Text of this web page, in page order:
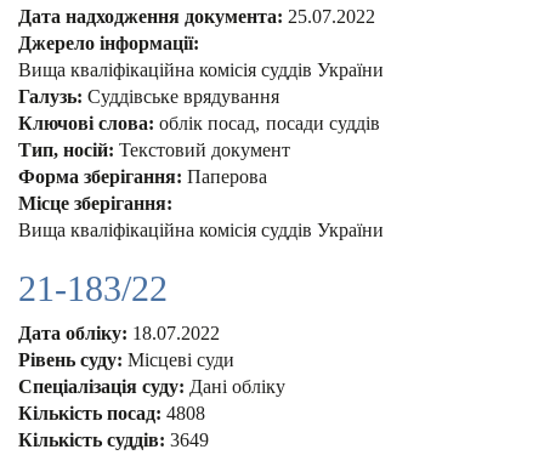
Дата надходження документа: 25.07.2022
Джерело інформації:
Вища кваліфікаційна комісія суддів України
Галузь: Суддівське врядування
Ключові слова: облік посад посади суддів
Тип, носій: Текстовий документ
Форма зберігання: Паперова
Місце зберігання:
Вища кваліфікаційна комісія суддів України
21-183/22
Дата обліку: 18.07.2022
Рівень суду: Місцеві суди
Спеціалізація суду: Дані обліку
Кількість посад: 4808
Кількість суддів: 3649